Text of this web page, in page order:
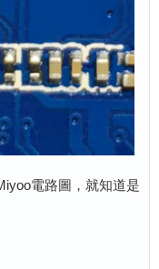
電路圖，就知道是